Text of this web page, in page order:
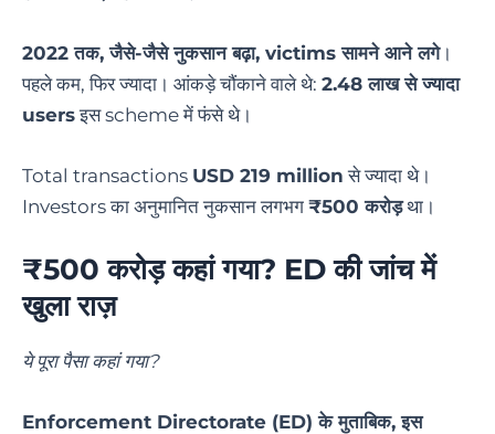
2022 तक, जैसे-जैसे नुकसान बढ़ा, victims सामने आने लगे।
पहले कम, फिर ज्यादा। आंकड़े चौंकाने वाले थे: 2.48 लाख से ज्यादा
usersइस scheme में फंसे थे।
Total transactions USD 219 million से ज्यादा थे।
Investors का अनुमानित नुकसान लगभग ₹500 करोड़था।
₹500 करोड़ कहां गया? ED की जांच में
खुला राज़
ये पूरा पैसा कहां गया?
Enforcement Directorate (ED) के मुताबिक, इस